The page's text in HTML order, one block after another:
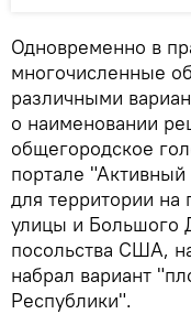
Одновременно в
многочисленные
различными
о наименовании
общегородское
портале
для территории
улицы и Большого
посольства США,
набрал вариант
Республики".